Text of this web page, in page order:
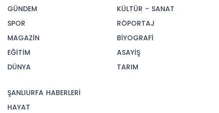
GÜNDEM
SPOR
MAGAZİN
EĞİTİM
DÜNYA
KÜLTÜR - SANAT
RÖPORTAJ
BİYOGRAFİ
ASAYİŞ
TARIM
ŞANLIURFA HABERLERİ
HAYAT